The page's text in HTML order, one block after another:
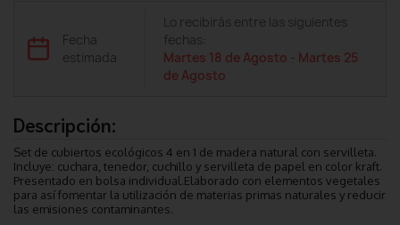
Fecha
estimada
Lo recibirás entre las siguientes
fechas:
Martes 18 de Agosto - Martes 25
de Agosto
Descripción:
Set de cubiertos ecológicos 4 en 1 de madera natural con servilleta.
Incluye: cuchara, tenedor, cuchillo y servilleta de papel en color kraft.
Presentado en bolsa individual.Elaborado con elementos vegetales
para así fomentar la utilización de materias primas naturales y reducir
las emisiones contaminantes.